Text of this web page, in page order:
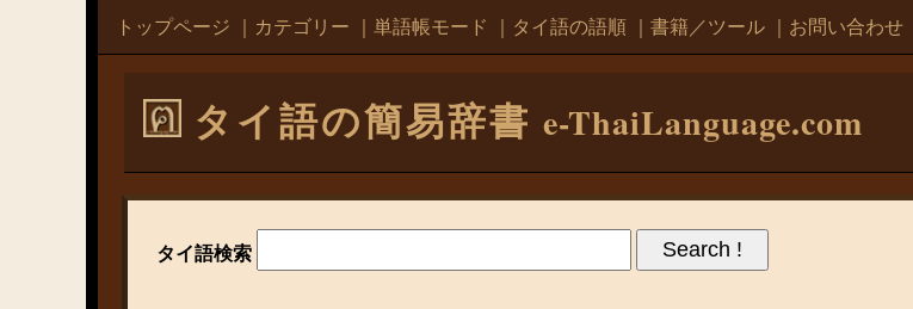
トップページ カテゴリー 単語帳モード タイ語の語順 書籍／ツール お問い合わせ
タイ語の簡易辞書 e-ThaiLanguage.com
タイ語検索